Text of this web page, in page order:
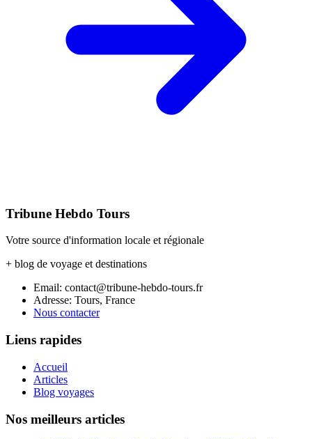
Tribune Hebdo Tours
Votre source d'information locale et régionale
+ blog de voyage et destinations
Email: contact@tribune-hebdo-tours.fr
Adresse: Tours, France
Nous contacter
Liens rapides
Accueil
Articles
Blog voyages
Nos meilleurs articles